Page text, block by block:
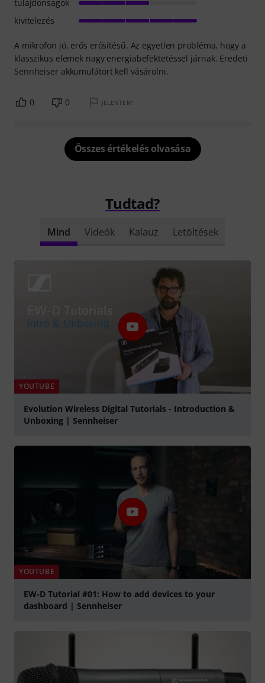
A mikrofon jó, erős erősítésű. Az egyetlen probléma, hogy a
klasszikus elemek nagy energiabefektetéssel járnak. Eredeti
Sennheiser akkumulátort kell vásárolni.
tulajdonsagok
kivitelezés
0 0 JELENTEM!
Összes értékelés olvasása
Tudtad?
Mind Videók Kalauz Letöltések
YOUTUBE
Evolution Wireless Digital Tutorials - Introduction &
Unboxing | Sennheiser
YOUTUBE
EW-D Tutorial #01: How to add devices to your
dashboard | Sennheiser